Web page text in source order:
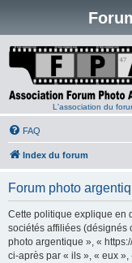
L'association du
FAQ
Index du forum
Forum photo
Cette politique explique en
sociétés affiliées (désignés
photo argentique », «
ci-après par « ils », « eux